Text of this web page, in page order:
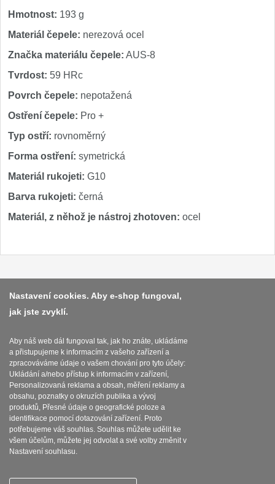
Hmotnost: 193 g
Materiál čepele: nerezová ocel
Značka materiálu čepele: AUS-8
Tvrdost: 59 HRc
Povrch čepele: nepotažená
Ostření čepele: Pro +
Typ ostří: rovnoměrný
Forma ostření: symetrická
Materiál rukojeti: G10
Barva rukojeti: černá
Materiál, z něhož je nástroj zhotoven: ocel
Platba a dodávka
Obchodní podmínky
Zasady zpracovani osobnich udaju
Reklamační řád
O nožích
Nastavení cookies. Aby e-shop fungoval,
jak jste zvyklí.
Aby náš web dál fungoval tak, jak ho znáte, ukládáme
a přistupujeme k informacím z vašeho zařízení a
zpracováváme údaje o vašem chování pro tyto účely:
Ukládání a/nebo přístup k informacím v zařízení,
Personalizovaná reklama a obsah, měření reklamy a
obsahu, poznatky o okruzích publika a vývoj
produktů, Přesné údaje o geografické poloze a
identifikace pomocí dotazování zařízení. Proto
potřebujeme váš souhlas. Souhlas můžete udělit ke
všem účelům, můžete jej odvolat a své volby změnit v
Nastavení souhlasu.